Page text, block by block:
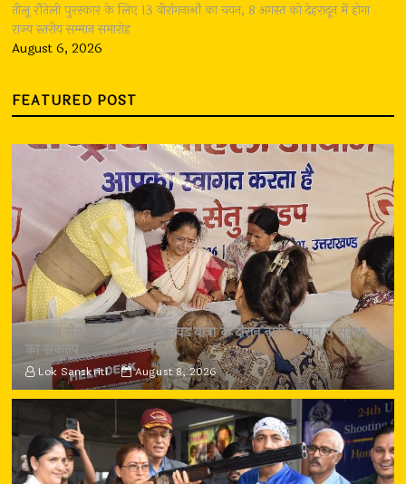
तीलू रौतेली पुरस्कार के लिए 13 वीरांगनाओं का चयन, 8 अगस्त को देहरादून में होगा
राज्य स्तरीय सम्मान समारोह
August 6, 2026
FEATURED POST
‘सम्मान सेतु’ शिविर में गूंजा कांवड़ यात्रा के दौरान नारी सम्मान व सुरक्षा
का संकल्प
Lok Sanskriti August 8, 2026